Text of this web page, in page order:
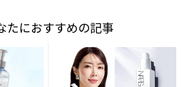
たにおすすめの記事